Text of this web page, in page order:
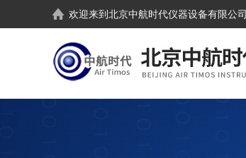
欢迎来到北京中航时代仪器设备有限公司